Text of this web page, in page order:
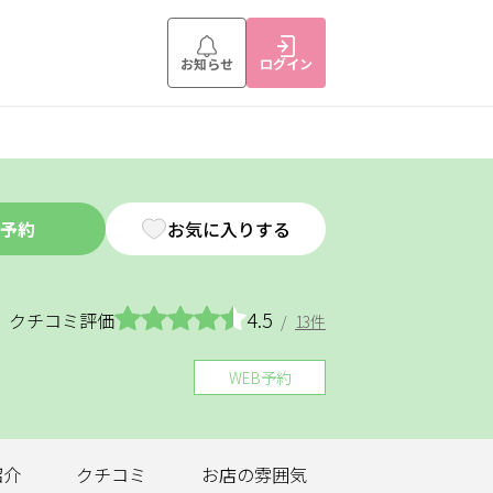
お知らせ ログイン
約 お気に入りする
クチコミ評価 4.5 / 13件
WEB予約
クチコミ お店の雰囲気